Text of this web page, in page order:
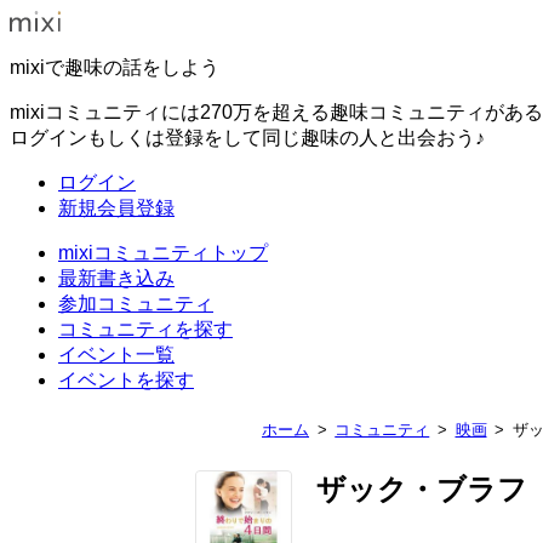
mixiで趣味の話をしよう
mixiコミュニティには270万を超える趣味コミュニティがある
ログインもしくは登録をして同じ趣味の人と出会おう♪
ログイン
新規会員登録
mixiコミュニティトップ
最新書き込み
参加コミュニティ
コミュニティを探す
イベント一覧
イベントを探す
ホーム コミュニティ 映画 ザ
ザック・ブラフ